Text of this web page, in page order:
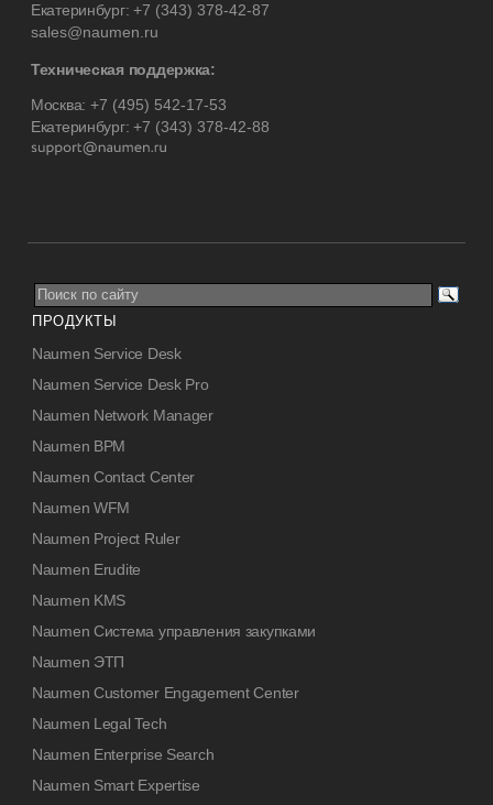
Екатеринбург:+7 (343) 378-42-87
sales@naumen.ru
Техническая поддержка:
Москва: +7 (495) 542-17-53
Екатеринбург:+7 (343) 378-42-88
ПРОДУКТЫ
Naumen Service Desk
Naumen Service Desk Pro
Naumen Network Manager
Naumen BPM
Naumen Contact Center
Naumen WFM
Naumen Project Ruler
Naumen Erudite
Naumen KMS
Naumen Система управления закупками
Naumen ЭТП
Naumen Customer Engagement Center
Naumen Legal Tech
Naumen Enterprise Search
Naumen Smart Expertise